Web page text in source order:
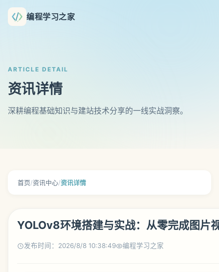
编程学习之家
ARTICLE DETAIL
资讯详情
深耕编程基础知识与建站技术分享的一线实战洞察。
首页/资讯中心/资讯详情
YOLOv8环境搭建与实战：从零完成图片
发布时间：2026/8/8 10:38:49 编程学习之家